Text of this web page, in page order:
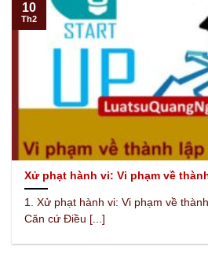
Xử phạt hành vi: Vi phạm về
1. Xử phạt hành vi: Vi phạm về
Căn cứ Điều [...]
10
Th2